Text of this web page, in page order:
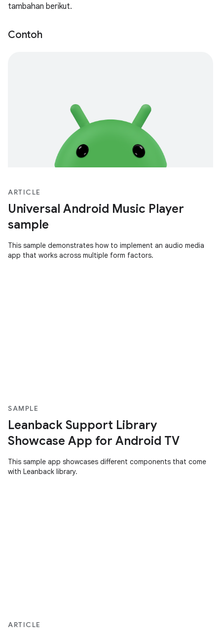
tambahan berikut.
Contoh
ARTICLE
Universal Android Music Player
sample
This sample demonstrates how to implement an audio media
app that works across multiple form factors.
SAMPLE
Leanback Support Library
Showcase App for Android TV
This sample app showcases different components that come
with Leanback library.
ARTICLE